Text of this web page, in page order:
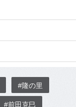
#隆の里
#前田克巳